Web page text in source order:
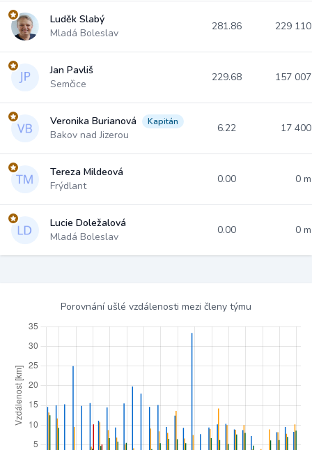
Luděk Slabý
Mladá Boleslav
281.86 229
Jan Pavliš
Semčice
229.68 157
Veronika Burianová Kapitán
Bakov nad Jizerou
6.22 17
Tereza Mildeová
Frýdlant
0.00 0
Lucie Doležalová
Mladá Boleslav
0.00 0
Porovnání ušlé vzdálenosti mezi členy týmu